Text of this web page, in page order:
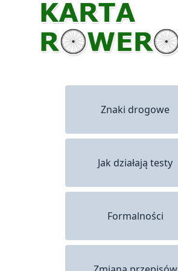
Znaki drogowe
Jak działają testy
Formalności